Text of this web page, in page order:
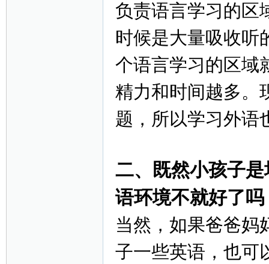
负责语言学习的区
时候是大量吸收听
个语言学习的区域
精力和时间越多。
题，所以学习外语
二、既然小孩子
语环境不就好了
当然，如果爸爸妈
子一些英语，也可